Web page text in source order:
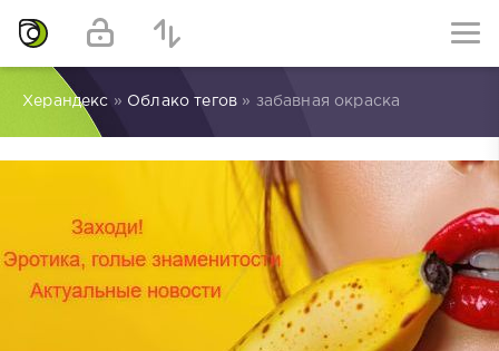
Херандекс » Облако тегов » забавная окраска